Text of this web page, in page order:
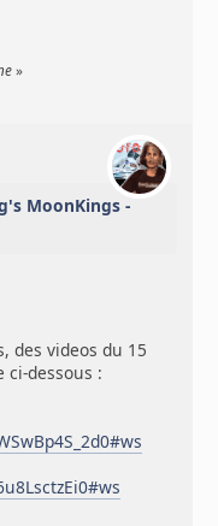
»
MoonKings -
des videos du 15
ci-dessous :